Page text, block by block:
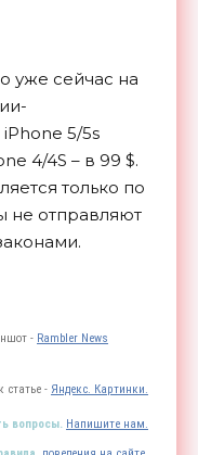
уже сейчас на
5/5s
4/4S – в 99 $.
только по
не отправляют
- Rambler News
статье - Яндекс. Картинки.
вопросы. Напишите нам.